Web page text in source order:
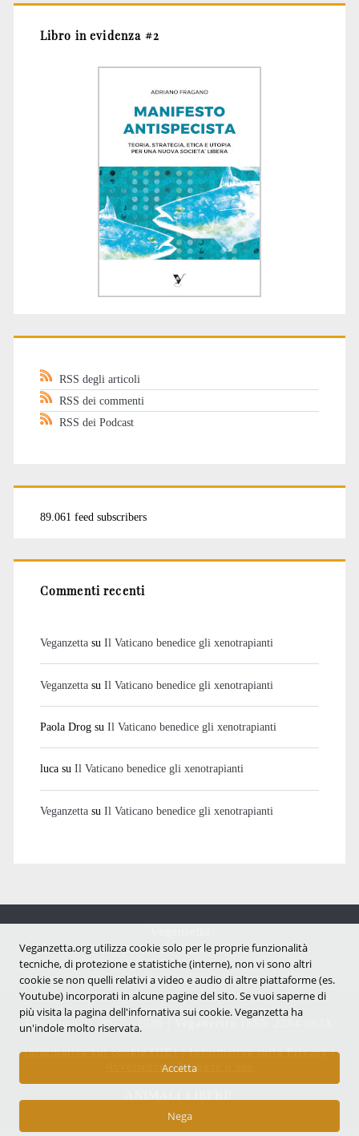
Libro in evidenza #2
RSS degli articoli
RSS dei commenti
RSS dei Podcast
89.061 feed subscribers
Commenti recenti
Veganzettasu Il Vaticano benedice gli xenotrapianti
Veganzettasu Il Vaticano benedice gli xenotrapianti
Paola Drogsu Il Vaticano benedice gli xenotrapianti
lucasu Il Vaticano benedice gli xenotrapianti
Veganzettasu Il Vaticano benedice gli xenotrapianti
Notizie dal mondo vegan e antispecista
Copyright © 2007 - 2026 |
Informativa sui cookie (UE)|Informativa sulla Privacy|
Avvertenze e Licenza d'uso
Veganzetta.org utilizza cookie solo per le proprie funzionalità
tecniche, di protezione e statistiche (interne), non vi sono altri
cookie se non quelli relativi a video e audio di altre piattaforme (es.
Youtube) incorporati in alcune pagine del sito. Se vuoi saperne di
più visita la pagina dell'infornativa sui cookie. Veganzetta ha
un'indole molto riservata.
Accetta
Nega